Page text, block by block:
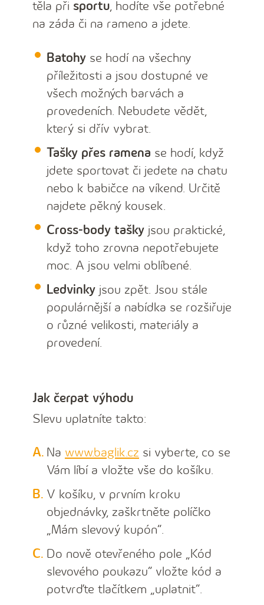
těla při sportu, hodíte vše potřebné
na záda či na rameno a jdete.
Batohy se hodí na všechny
příležitosti a jsou dostupné ve
všech možných barvách a
provedeních. Nebudete vědět,
který si dřív vybrat.
Tašky přes ramena se hodí, když
jdete sportovat či jedete na chatu
nebo k babičce na víkend. Určitě
najdete pěkný kousek.
Cross-body tašky jsou praktické,
když toho zrovna nepotřebujete
moc. A jsou velmi oblíbené.
Ledvinky jsou zpět. Jsou stále
populárnější a nabídka se rozšiřuje
o různé velikosti, materiály a
provedení.
Jak čerpat výhodu
Slevu uplatníte takto:
Na www.baglik.cz si vyberte, co se
Vám líbí a vložte vše do košíku.
V košíku, v prvním kroku
objednávky, zaškrtněte políčko
„Mám slevový kupón“.
Do nově otevřeného pole „Kód
slevového poukazu“ vložte kód a
potvrďte tlačítkem „uplatnit“.